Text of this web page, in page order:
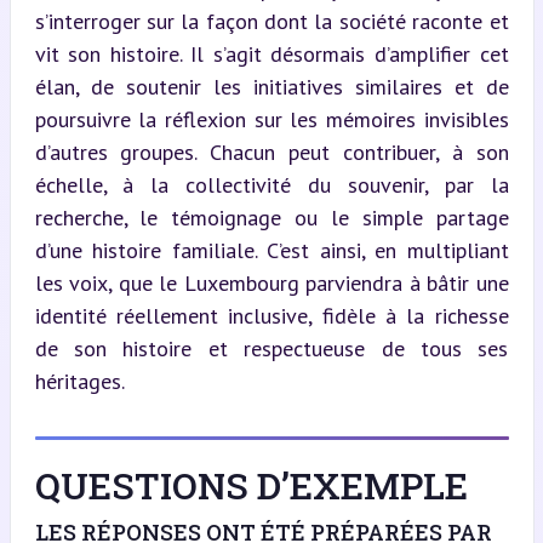
s’interroger sur la façon dont la société raconte et
vit son histoire. Il s’agit désormais d’amplifier cet
élan, de soutenir les initiatives similaires et de
poursuivre la réflexion sur les mémoires invisibles
d’autres groupes. Chacun peut contribuer, à son
échelle, à la collectivité du souvenir, par la
recherche, le témoignage ou le simple partage
d’une histoire familiale. C’est ainsi, en multipliant
les voix, que le Luxembourg parviendra à bâtir une
identité réellement inclusive, fidèle à la richesse
de son histoire et respectueuse de tous ses
héritages.
QUESTIONS D’EXEMPLE
LES RÉPONSES ONT ÉTÉ PRÉPARÉES PAR